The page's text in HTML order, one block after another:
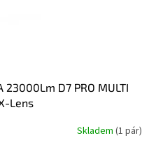
23000Lm D7 PRO MULTI
Lens
Skladem (1 pár)